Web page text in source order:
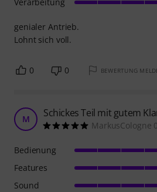
genialer Antrieb.
Lohnt sich voll.
0 0 BEWERTUNG
M Schickes Teil mit gutem
MarkusCologne
Bedienung
Features
Sound